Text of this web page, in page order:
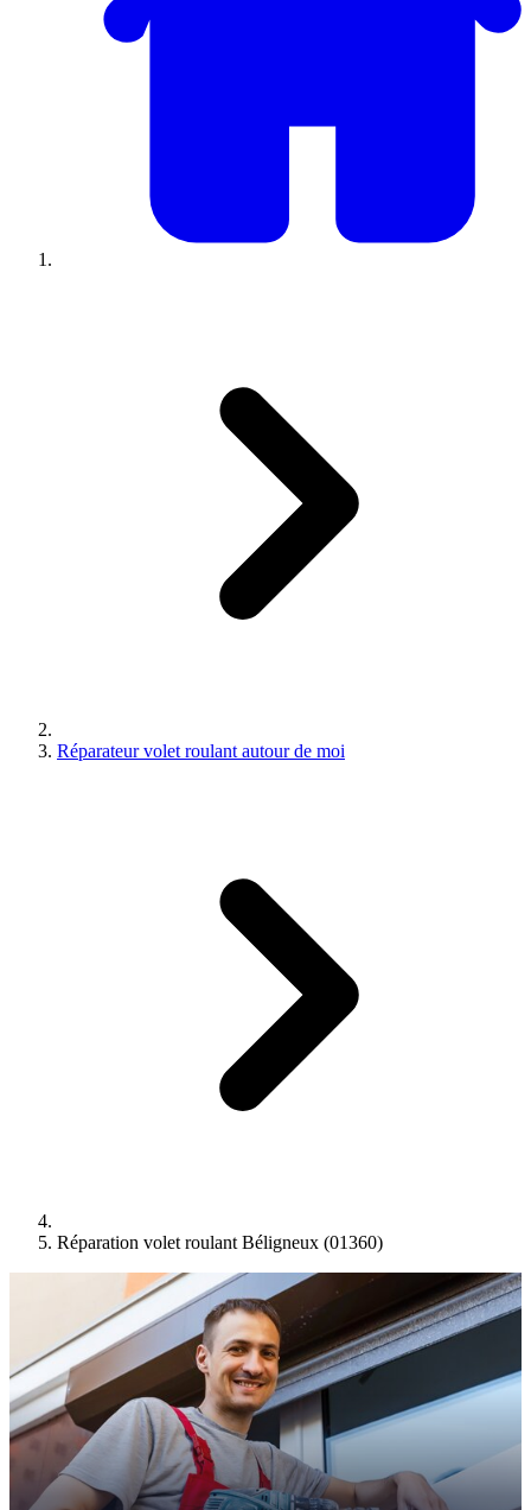
Réparateur volet roulant autour de moi
Réparation volet roulant Béligneux (01360)